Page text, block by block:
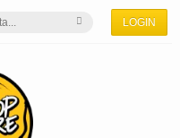
LOGIN